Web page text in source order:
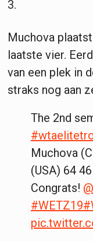
3.
Muchova
laatste vier.
van een plek in
straks nog aan
The 2nd
Muchova
(USA) 64
Congrats!
#WETZ19